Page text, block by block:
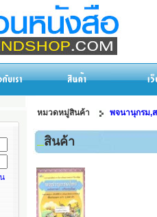
หมวดหมู่สินค้า พจนานุกรม,
สินค้า